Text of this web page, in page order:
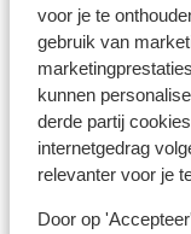
voor je te
gebruik van
kunnen
derde partij
internetgedrag
relevanter voor je
Door op
een geldige
Heb je niet de
belangrijk om na
toepassing zijn.
het land waar je
reist.
Het reizen met de